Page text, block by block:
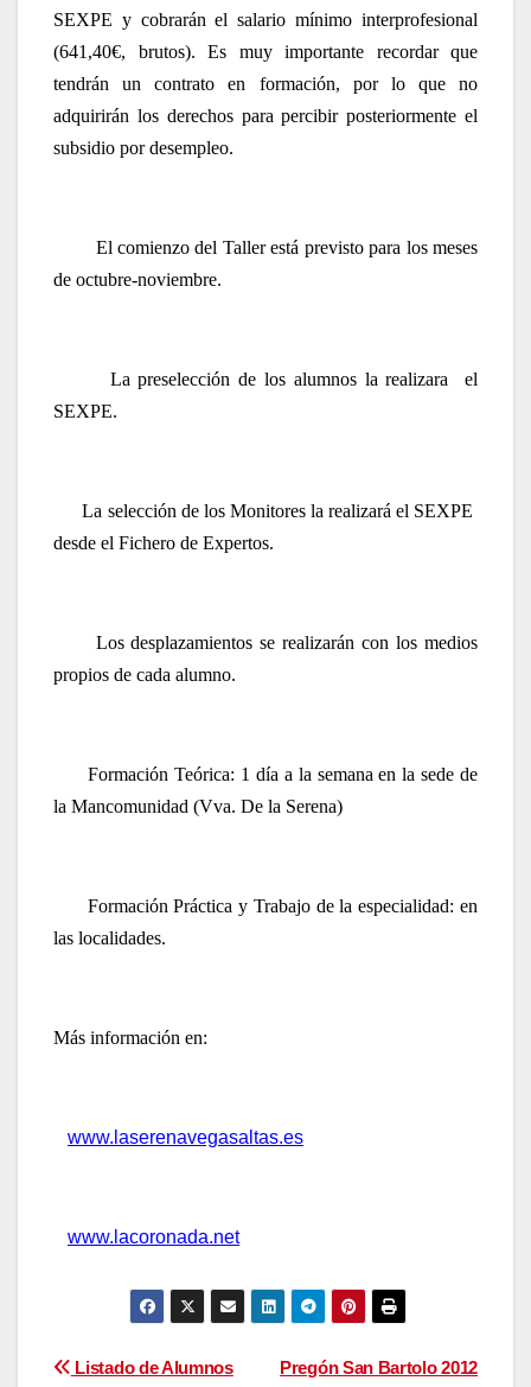
SEXPE y cobrarán el salario mínimo interprofesional
(641,40€, brutos). Es muy importante recordar que
tendrán un contrato en formación, por lo que no
adquirirán los derechos para percibir posteriormente el
subsidio por desempleo.
El comienzo del Taller está previsto para los meses
de octubre-noviembre.
La preselección de los alumnos la realizara
el
SEXPE.
La selección de los Monitores la realizará el SEXPE
desde el Fichero de Expertos.
Los desplazamientos se realizarán con los medios
propios de cada alumno.
Formación Teórica: 1 día a la semana en la sede de
la Mancomunidad (Vva. De la Serena)
Formación Práctica y Trabajo de la especialidad: en
las localidades.
Más información en:
www.laserenavegasaltas.es
www.lacoronada.net
Navegación Pregón San Bartolo 2012
Listado de Alumnos